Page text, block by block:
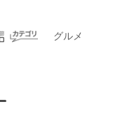
グルメ